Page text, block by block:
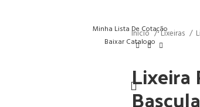
Minha Lista De Cotação
Baixar Catalogo
Início Lixeiras
Lixeira